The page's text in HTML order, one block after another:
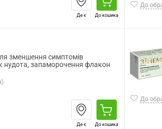
Де є До кошика
До
зменшення симптомів
нудота, запаморочення флакон
Де є До кошика
До